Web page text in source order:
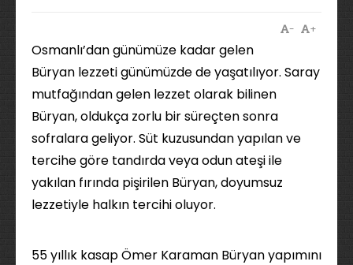
+
-
Osmanlı’dan günümüze kadar gelen
Büryan lezzeti günümüzde de yaşatılıyor. Saray
mutfağından gelen lezzet olarak bilinen
Büryan, oldukça zorlu bir süreçten sonra
sofralara geliyor. Süt kuzusundan yapılan ve
tercihe göre tandırda veya odun ateşi ile
yakılan fırında pişirilen Büryan, doyumsuz
lezzetiyle halkın tercihi oluyor.
55 yıllık kasap Ömer Karaman Büryan yapımını